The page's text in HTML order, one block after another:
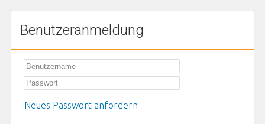
Benutzeranmeldung
Neues Passwort anfordern